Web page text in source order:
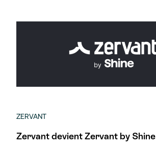
ZERVANT
Zervant devient Zervant by Shine